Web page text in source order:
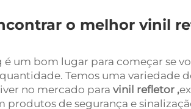
o melhor vinil
é um bom lugar para começar se
Temos uma variedade
no mercado para vinil refletor ,
produtos de segurança e